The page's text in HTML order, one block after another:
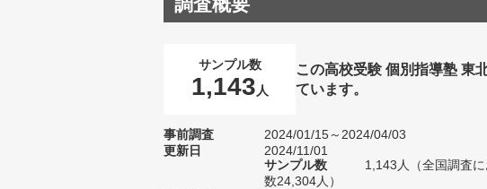
サンプル数
1,143 人
この高校受験 個別指導塾 東
ています。
事前調査
2024/01/15～2024/04/03
更新日
2024/11/01
サンプル数
1,143人（全国調査
数24,304人）